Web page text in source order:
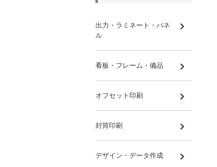
出力・ラミネート・パネ
ル
看板・フレーム・備品
オフセット印刷
封筒印刷
デザイン・データ作成